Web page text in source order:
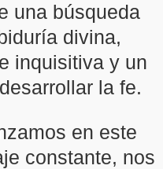
una búsqueda
divina,
inquisitiva y un
la fe.
en este
constante, nos